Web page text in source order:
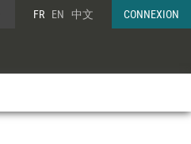
FR EN 中文 CONNEXION